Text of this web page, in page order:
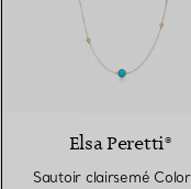
Elsa Peretti®
Sautoir clairsemé